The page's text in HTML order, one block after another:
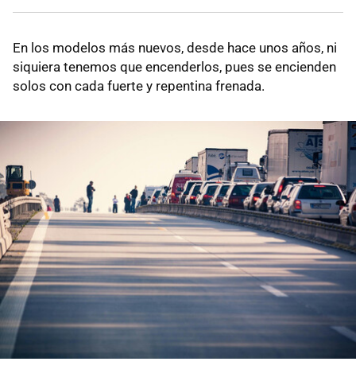
En los modelos más nuevos, desde hace unos años, ni
siquiera tenemos que encenderlos, pues se encienden
solos con cada fuerte y repentina frenada.